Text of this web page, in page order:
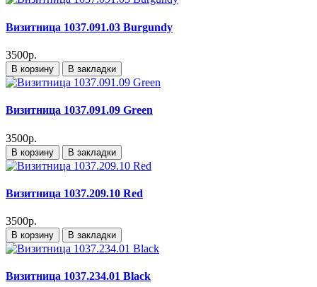
Визитница 1037.091.03 Burgundy
3500р.
В корзину В закладки
Визитница 1037.091.09 Green
3500р.
В корзину В закладки
Визитница 1037.209.10 Red
3500р.
В корзину В закладки
Визитница 1037.234.01 Black